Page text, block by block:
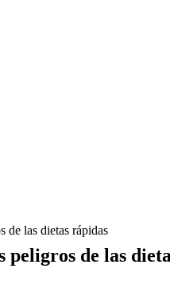
de las dietas rápidas
de las